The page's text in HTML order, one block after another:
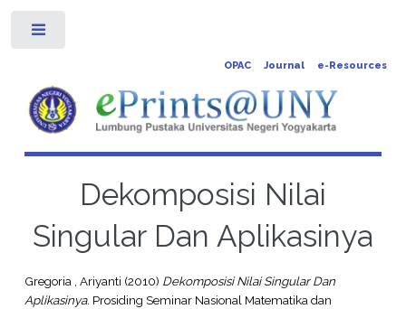
OPAC Journal e-Resources
Dekomposisi Nilai
Singular Dan Aplikasinya
Gregoria , Ariyanti (2010) Dekomposisi Nilai Singular Dan
Aplikasinya. Prosiding Seminar Nasional Matematika dan